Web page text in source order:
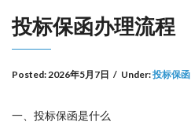
投标保函办理流程
Posted:2026年5月7日 / Under:投标保函
一、投标保函是什么